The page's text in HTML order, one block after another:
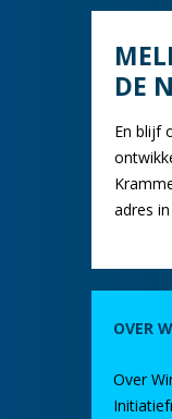
DE
En blijf
adres
OVER
Over